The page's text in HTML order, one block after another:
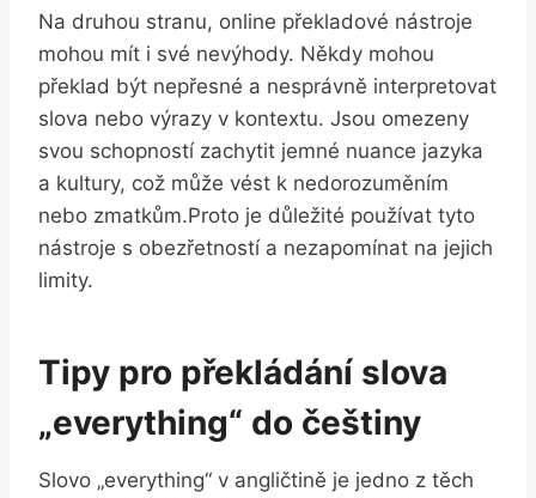
Na druhou stranu, online překladové nástroje
mohou mít i své nevýhody. Někdy mohou
překlad být nepřesné a nesprávně interpretovat
slova nebo výrazy v kontextu. Jsou omezeny
svou schopností zachytit jemné nuance jazyka
a kultury, což může vést k nedorozuměním
nebo zmatkům.Proto je důležité používat tyto
nástroje s obezřetností a nezapomínat na jejich
limity.
Tipy pro překládání slova
„everything“ do češtiny
Slovo „everything“ v angličtině je jedno z těch